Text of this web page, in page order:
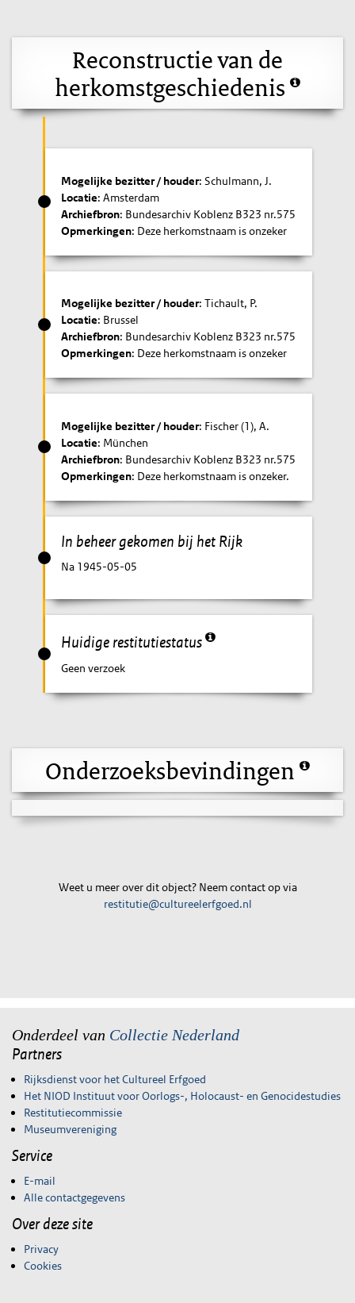
Reconstructie van de
herkomstgeschiedenis
Mogelijke bezitter / houder: Schulmann, J.
Locatie: Amsterdam
Archiefbron: Bundesarchiv Koblenz B323 nr.575
Opmerkingen: Deze herkomstnaam is onzeker
Mogelijke bezitter / houder: Tichault, P.
Locatie: Brussel
Archiefbron: Bundesarchiv Koblenz B323 nr.575
Opmerkingen: Deze herkomstnaam is onzeker
Mogelijke bezitter / houder: Fischer (1), A.
Locatie: München
Archiefbron: Bundesarchiv Koblenz B323 nr.575
Opmerkingen: Deze herkomstnaam is onzeker.
In beheer gekomen bij het Rijk
Na 1945-05-05
Huidige restitutiestatus
Geen verzoek
Onderzoeksbevindingen
Weet u meer over dit object? Neem contact op via
restitutie@cultureelerfgoed.nl
Onderdeel van Collectie Nederland
Partners
Rijksdienst voor het Cultureel Erfgoed
Het NIOD Instituut voor Oorlogs-, Holocaust- en Genocidestudies
Restitutiecommissie
Museumvereniging
Service
E-mail
Alle contactgegevens
Over deze site
Privacy
Cookies